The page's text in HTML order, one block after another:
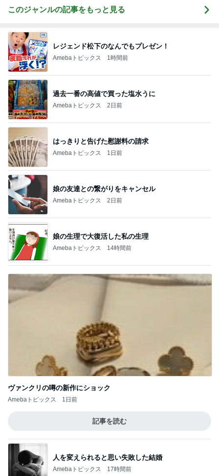
このジャンルの記事をもっと見る
レジェンド松下のなんでもプレゼン！
Amebaトピックス 1時間前
過去一番の高値で買った塩水うに
Amebaトピックス 2日前
はっきりと告げた慰謝料の請求
Amebaトピックス 1日前
娘の友達との繋がりをキャンセル
Amebaトピックス 2日前
娘の生理で大復活した私の生理
Amebaトピックス 14時間前
ヴァンクリの噂の新作にショック
Amebaトピックス 1日前
記事を読む
人を変えられると思い失敗した結婚
Amebaトピックス 17時間前